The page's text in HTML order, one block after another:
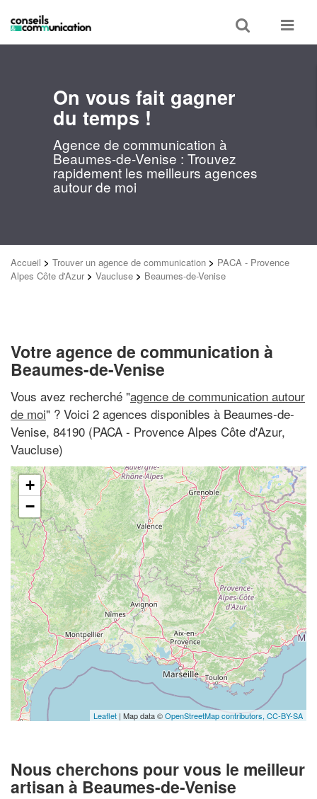
Toggle
search
Toggle
On vous fait gagner
du temps !
Agence de communication à
Beaumes-de-Venise : Trouvez
rapidement les meilleurs agences
autour de moi
Accueil > Trouver un agence de communication > PACA - Provence
Alpes Côte d'Azur > Vaucluse > Beaumes-de-Venise
Votre agence de communication à
Beaumes-de-Venise
Vous avez recherché "agence de communication autour
de moi" ? Voici 2 agences disponibles à Beaumes-de-
Venise, 84190 (PACA - Provence Alpes Côte d'Azur,
Vaucluse)
+
−
Leaflet | Map data ©OpenStreetMap contributors, CC-BY-SA
Nous cherchons pour vous le meilleur
artisan à Beaumes-de-Venise